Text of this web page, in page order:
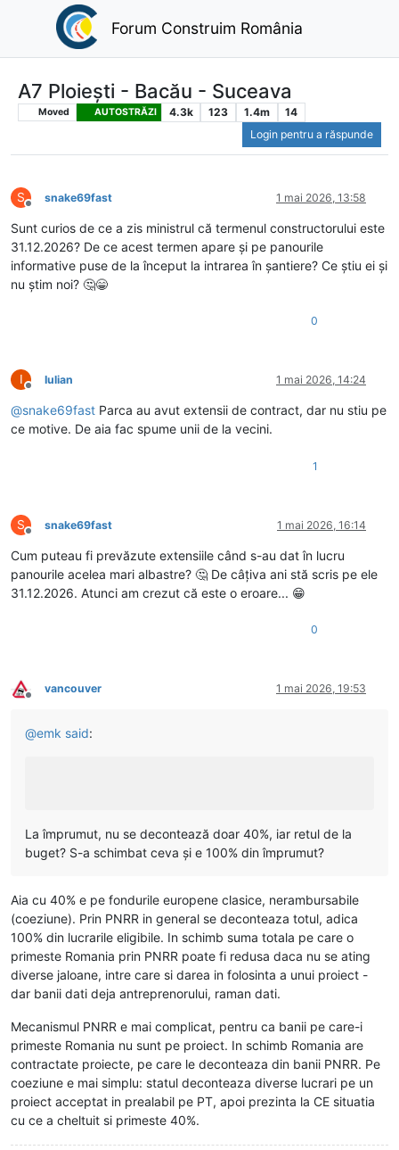
Forum Construim România
A7 Ploiești - Bacău - Suceava
Moved AUTOSTRĂZI 4.3k 123 1.4m
14
Login pentru a răspunde
S
Deconectat
snake69fast 1 mai 2026, 13:58
Sunt curios de ce a zis ministrul că termenul constructorului este
31.12.2026? De ce acest termen apare și pe panourile
informative puse de la început la intrarea în șantiere? Ce știu ei și
nu știm noi? 🤔😁
0
I
Deconectat
Iulian 1 mai 2026, 14:24
@snake69fast Parca au avut extensii de contract, dar nu stiu pe
ce motive. De aia fac spume unii de la vecini.
1
S
Deconectat
snake69fast 1 mai 2026, 16:14
Cum puteau fi prevăzute extensiile când s-au dat în lucru
panourile acelea mari albastre? 🤔 De câțiva ani stă scris pe ele
31.12.2026. Atunci am crezut că este o eroare... 😁
0
Deconectat
vancouver 1 mai 2026, 19:53
@emk said:
La împrumut, nu se decontează doar 40%, iar retul de la
buget? S-a schimbat ceva și e 100% din împrumut?
Aia cu 40% e pe fondurile europene clasice, nerambursabile
(coeziune). Prin PNRR in general se deconteaza totul, adica
100% din lucrarile eligibile. In schimb suma totala pe care o
primeste Romania prin PNRR poate fi redusa daca nu se ating
diverse jaloane, intre care si darea in folosinta a unui proiect -
dar banii dati deja antreprenorului, raman dati.
Mecanismul PNRR e mai complicat, pentru ca banii pe care-i
primeste Romania nu sunt pe proiect. In schimb Romania are
contractate proiecte, pe care le deconteaza din banii PNRR. Pe
coeziune e mai simplu: statul deconteaza diverse lucrari pe un
proiect acceptat in prealabil pe PT, apoi prezinta la CE situatia
cu ce a cheltuit si primeste 40%.